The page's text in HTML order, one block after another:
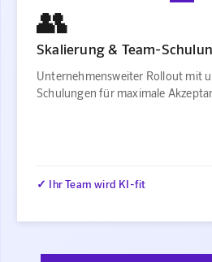
👥
Skalierung & Team-
Unternehmensweiter Rollout mit
Schulungen für maximale
✓ Ihr Team wird KI-fit